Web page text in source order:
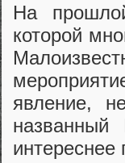
На
которой
явление,
интереснее